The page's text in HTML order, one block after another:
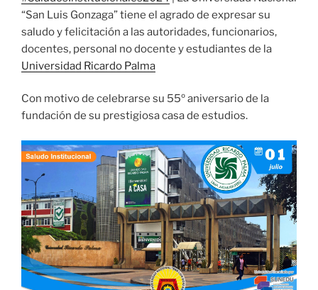
“San Luis Gonzaga” tiene el agrado de expresar su
saludo y felicitación a las autoridades, funcionarios,
docentes, personal no docente y estudiantes de la
Universidad Ricardo Palma
Con motivo de celebrarse su 55º aniversario de la
fundación de su prestigiosa casa de estudios.